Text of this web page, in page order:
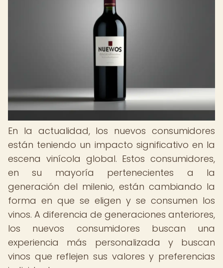
En la actualidad, los nuevos consumidores
están teniendo un impacto significativo en la
escena vinícola global. Estos consumidores,
en su mayoría pertenecientes a la
generación del milenio, están cambiando la
forma en que se eligen y se consumen los
vinos. A diferencia de generaciones anteriores,
los nuevos consumidores buscan una
experiencia más personalizada y buscan
vinos que reflejen sus valores y preferencias